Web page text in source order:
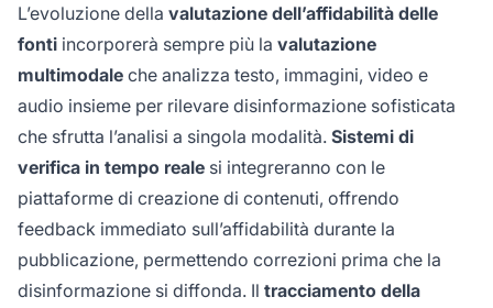
L’evoluzione della valutazione dell’affidabilità delle
fonti incorporerà sempre più la valutazione
multimodale che analizza testo, immagini, video e
audio insieme per rilevare disinformazione sofisticata
che sfrutta l’analisi a singola modalità. Sistemi di
verifica in tempo reale si integreranno con le
piattaforme di creazione di contenuti, offrendo
feedback immediato sull’affidabilità durante la
pubblicazione, permettendo correzioni prima che la
disinformazione si diffonda. Il tracciamento della